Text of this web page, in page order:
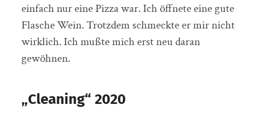
einfach nur eine Pizza war. Ich öffnete eine gute
Flasche Wein. Trotzdem schmeckte er mir nicht
wirklich. Ich mußte mich erst neu daran
gewöhnen.
„Cleaning“ 2020